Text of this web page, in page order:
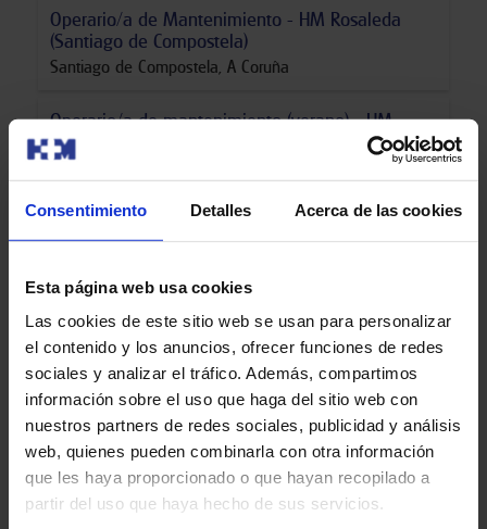
Consentimiento Detalles Acerca de las cookies
Esta página web usa cookies
Las cookies de este sitio web se usan para personalizar
el contenido y los anuncios, ofrecer funciones de redes
sociales y analizar el tráfico. Además, compartimos
información sobre el uso que haga del sitio web con
nuestros partners de redes sociales, publicidad y análisis
web, quienes pueden combinarla con otra información
que les haya proporcionado o que hayan recopilado a
partir del uso que haya hecho de sus servicios.
Operario/a de Mantenimiento - HM Rosaleda
(Santiago de Compostela)
Santiago de Compostela A Coruña
Operario/a de mantenimiento (verano) - HM
Nuevo Belén (Arturo Soria)
TCAE (cobertura verano) - HM Hospitales Madrid
Madrid
Puesto de trabajo
de Enfermería
TCAE Urgencias - HM Tres Cantos
Colmenar Viejo,Madrid
Puesto de trabajo: Técnico/a Cuidados Auxiliares
de Enfermería
Enfermero/a - HM Rivas